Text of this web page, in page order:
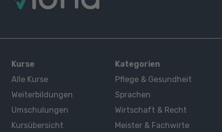
Kurse
Alle Kurse
Weiterbildungen
Umschulungen
Kursübersicht
Kategorien
Pflege & Gesundheit
Sprachen
Wirtschaft & Recht
Meister & Fachwirte